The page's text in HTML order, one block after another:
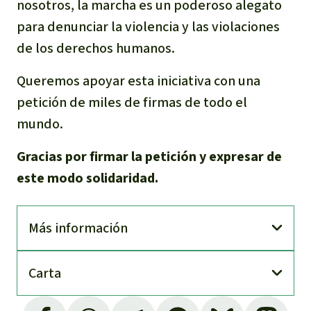
nosotros, la marcha es un poderoso alegato
para denunciar la violencia y las violaciones
de los derechos humanos.
Queremos apoyar esta iniciativa con una
petición de miles de firmas de todo el
mundo.
Gracias por firmar la petición y expresar de
este modo solidaridad.
Más información
Carta